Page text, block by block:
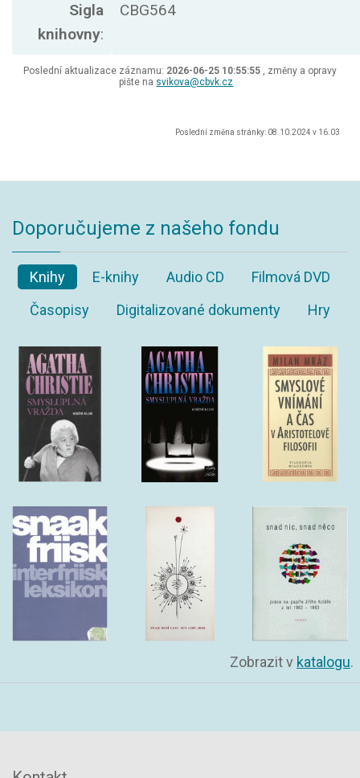
Sigla
knihovny:
CBG564
Poslední aktualizace záznamu: 2026-06-25 10:55:55 , změny a opravy
pište na svikova@cbvk.cz
Poslední změna stránky: 08.10.2024 v 16.03
Doporučujeme z našeho fondu
Knihy E-knihy Audio CD
Filmová DVD
Časopisy
Digitalizované dokumenty Hry
Zobrazit v katalogu.